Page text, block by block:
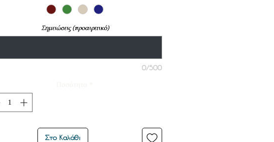
Σημειώσεις (προαιρετικό)
0/500
Στο Καλάθι